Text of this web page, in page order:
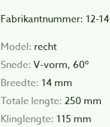
Fabrikantnummer: 12-14
Model: recht
Snede: V-vorm, 60º
Breedte: 14 mm
Totale lengte: 250 mm
Klinglengte: 115 mm